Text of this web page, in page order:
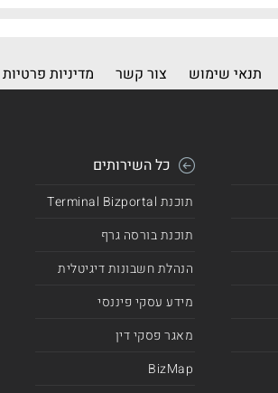
תנאי שימוש צור קשר מדיניות פרטיות
כל השירותים
תוכנת Terminal Bizportal
תוכנת בורסה גרף
הנהלת חשבונות דיגיטלית
מידע עסקי פיננסי
מאגר פסקי דין
BizMap